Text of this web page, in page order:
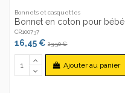
Bonnets et casquettes
Bonnet en coton pour bébé
CR100737
16,45 €23,50 €
Ajouter au panier